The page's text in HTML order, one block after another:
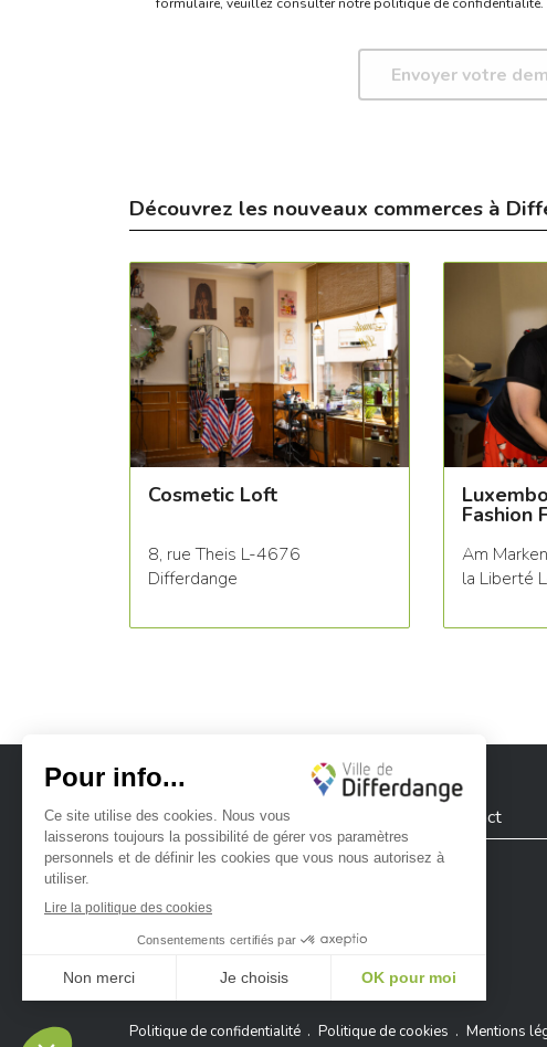
Découvrez les nouveaux commerces à
Cosmetic Loft
8, rue Theis L-4676
Differdange
Fashion
Am
la Liberté
Ville de Differdange sur Facebook
Ville de Differdange sur Instagram
Ville de Differdange sur YouTube
Contact
Politique de confidentialité Politique de cookies Mentions